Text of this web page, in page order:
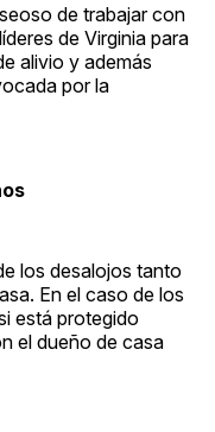
de trabajar con
de Virginia para
alivio y además
por la
los desalojos tanto
En el caso de los
está protegido
el dueño de casa